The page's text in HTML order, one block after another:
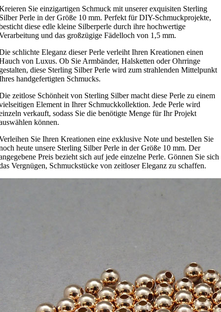
Sie einzigartigen Schmuck mit unserer exquisiten Sterling
Perle in der Größe 10 mm. Perfekt für DIY-Schmuckprojekte,
diese edle kleine Silberperle durch ihre hochwertige
und das großzügige Fädelloch von 1,5 mm.
schlichte Eleganz dieser Perle verleiht Ihren Kreationen einen
von Luxus. Ob Sie Armbänder, Halsketten oder Ohrringe
diese Sterling Silber Perle wird zum strahlenden Mittelpunkt
handgefertigten Schmucks.
zeitlose Schönheit von Sterling Silber macht diese Perle zu einem
Element in Ihrer Schmuckkollektion. Jede Perle wird
verkauft, sodass Sie die benötigte Menge für Ihr Projekt
können.
Sie Ihren Kreationen eine exklusive Note und bestellen Sie
heute unsere Sterling Silber Perle in der Größe 10 mm. Der
Preis bezieht sich auf jede einzelne Perle. Gönnen Sie sich
Vergnügen, Schmuckstücke von zeitloser Eleganz zu schaffen.